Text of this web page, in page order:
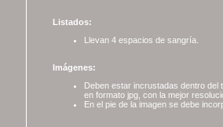
Listados:
Llevan 4 espacios de sangría.
Imágenes:
Deben estar incrustadas dentro del
en formato jpg, con la mejor
En el pie de la imagen se debe